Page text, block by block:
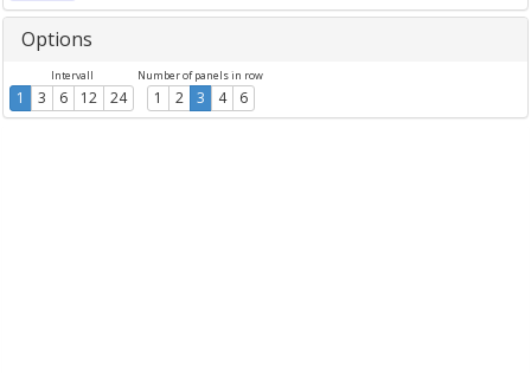
Options
Intervall
1 3 6 12 24
Number of panels in row
1 2 3 4 6